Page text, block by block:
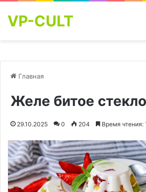
VP-CULT
Главная
Желе битое стекло
29.10.2025 0 204 Время чтения: